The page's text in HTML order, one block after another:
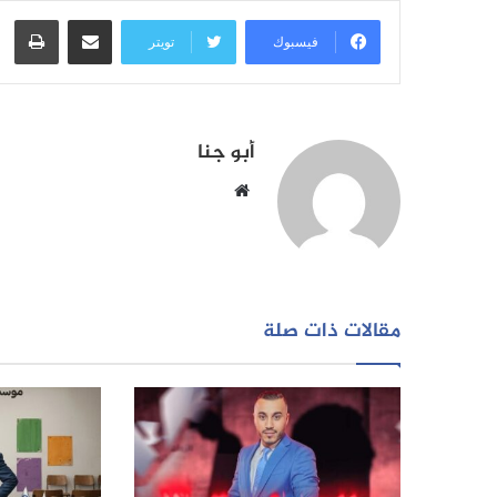
فيسبوك تويتر
مشاركة عبر البريد
أبو جنا
مقالات ذات صلة